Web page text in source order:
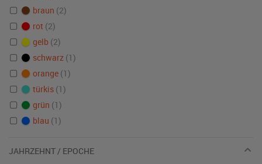
braun (2)
rot (2)
gelb (2)
schwarz (1)
orange (1)
türkis (1)
grün (1)
blau (1)
JAHRZEHNT / EPOCHE